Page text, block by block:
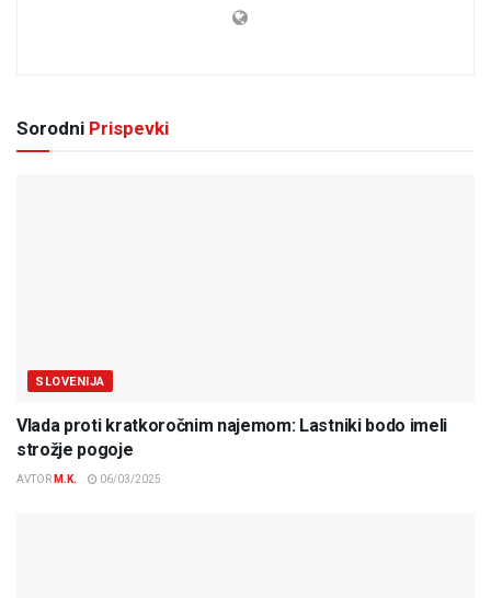
Sorodni Prispevki
SLOVENIJA
Vlada proti kratkoročnim najemom: Lastniki bodo imeli
strožje pogoje
AVTOR M.K. 06/03/2025